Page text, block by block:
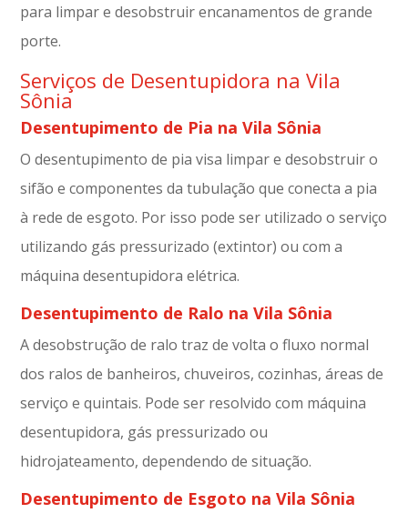
para limpar e desobstruir encanamentos de grande
porte.
Serviços de Desentupidora na Vila
Sônia
Desentupimento de Pia na Vila Sônia
O desentupimento de pia visa limpar e desobstruir o
sifão e componentes da tubulação que conecta a pia
à rede de esgoto. Por isso pode ser utilizado o serviço
utilizando gás pressurizado (extintor) ou com a
máquina desentupidora elétrica.
Desentupimento de Ralo na Vila Sônia
A desobstrução de ralo traz de volta o fluxo normal
dos ralos de banheiros, chuveiros, cozinhas, áreas de
serviço e quintais. Pode ser resolvido com máquina
desentupidora, gás pressurizado ou
hidrojateamento, dependendo de situação.
Desentupimento de Esgoto na Vila Sônia